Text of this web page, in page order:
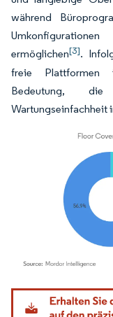
während
ermöglichen[3].
freie Plattformen
Bedeutung,
Wartungseinfachheit
Bild © Mordor